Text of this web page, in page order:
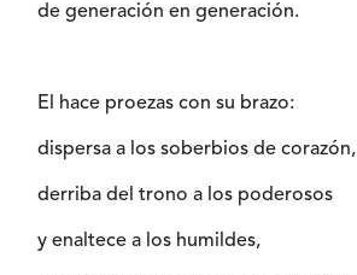
de generación en generación.
El hace proezas con su brazo:
dispersa a los soberbios de corazón,
derriba del trono a los poderosos
y enaltece a los humildes,